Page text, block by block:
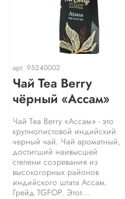
арт. 95240002
Чай Tea Berry
чёрный «Ассам»
Чай Tea Berry «Ассам» - это
крупнолистовой индийский
черный чай. Чай ароматный,
достигший наивысшей
степени созревания из
высокогорных районов
индийского штата Ассам.
Грейд TGFOP. Этот...